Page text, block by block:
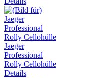
Jaeger
Professional
Rolly Cellohülle
Details